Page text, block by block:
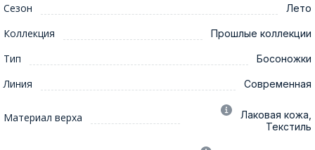
Сезон Лето
Коллекция Прошлые коллекции
Тип Босоножки
Линия Современная
Материал верха
Лаковая кожа,
Текстиль